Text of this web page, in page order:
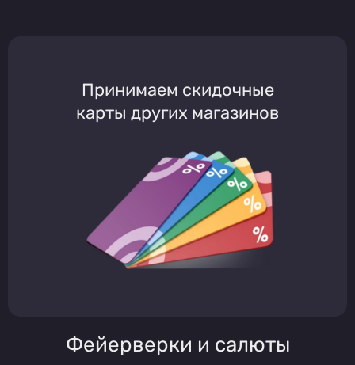
Принимаем скидочные
карты других магазинов
Фейерверки и салюты